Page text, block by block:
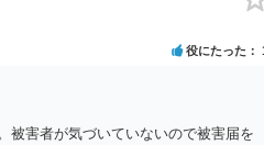
役にたった
被害者が気づいていないので被害届を